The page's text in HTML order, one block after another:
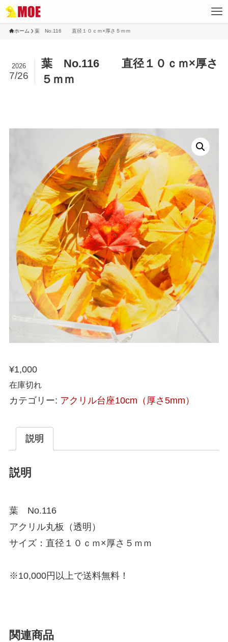
ホーム 葉 No.116 直径１０ｃｍ×厚さ５ｍｍ
葉 No.116 直径１０ｃｍ×厚さ
５ｍｍ
2026
7/26
¥1,000
在庫切れ
カテゴリー: アクリル台座10cm（厚さ5mm）
説明
説明
葉 No.116
アクリル丸板（透明）
サイズ：直径１０ｃｍ×厚さ５ｍｍ
※10,000円以上で送料無料！
関連商品